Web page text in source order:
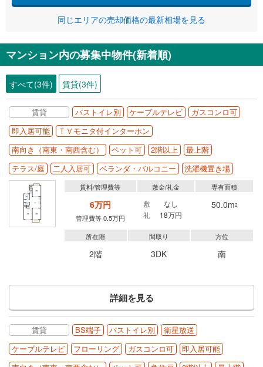
同じエリアの売却価格の最新相場を見る
マンション内の募集中物件(新着順)
すべて(3件) 賃貸(3件)
賃貸 バストイレ別 ケーブルテレビ
ガスコンロ可
即入居可能
ＴＶモニタ付インターホン
南向き（南東・南西含む）
ペット可 2階以上
最上階
テラス/庭
二人入居可 ベランダ・バルコニー 洗濯機置き場
賃料/管理費等
6万円
管理費等 0.5万円
敷金/礼金
敷
なし
礼
18万円
専有面積
50.0m2
所在階
2階
間取り
3DK
方位
南
詳細を見る
賃貸 BS端子 バストイレ別
衛星放送
ケーブルテレビ
フローリング ガスコンロ可
即入居可能